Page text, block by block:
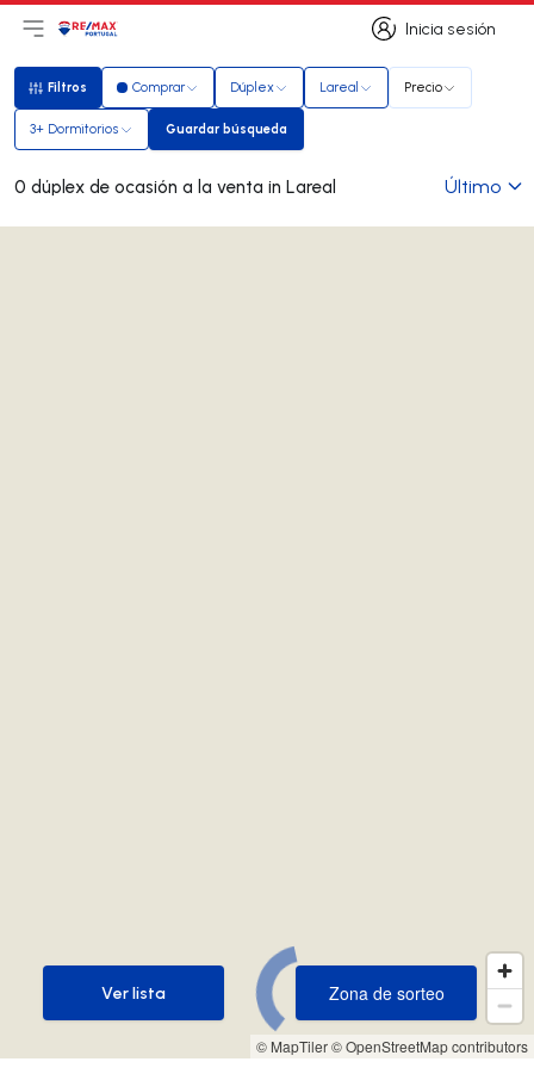
Inicia sesión
Inicia sesión
Abrir el menú principal
Logotipo
Filtros
Filtros Comprar Dúplex Lareal Precio
3+ Dormitorios Guardar búsqueda
Guardar búsqueda
0 dúplex de ocasión a la venta in Lareal Último
© MapTiler© OpenStreetMap contributors
Zona de sorteo
Zona de sorteo
Ver lista
Ver lista